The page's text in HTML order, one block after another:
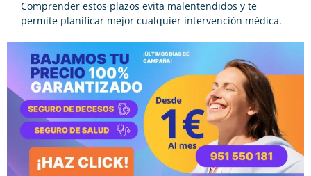
Comprender estos plazos evita malentendidos y te
permite planificar mejor cualquier intervención médica.